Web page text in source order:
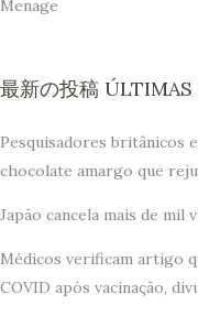
Menage
最新の投稿 ÚLTIMAS
Pesquisadores britânicos
chocolate amargo que
Japão cancela mais de mil
Médicos verificam artigo
COVID após vacinação,